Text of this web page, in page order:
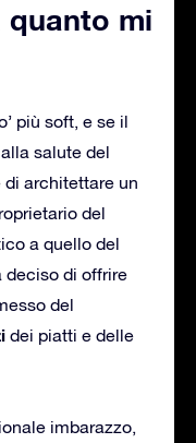
quanto mi
più soft, e se il
salute del
architettare un
del
a quello del
deciso di offrire
del
dei piatti e delle
imbarazzo,